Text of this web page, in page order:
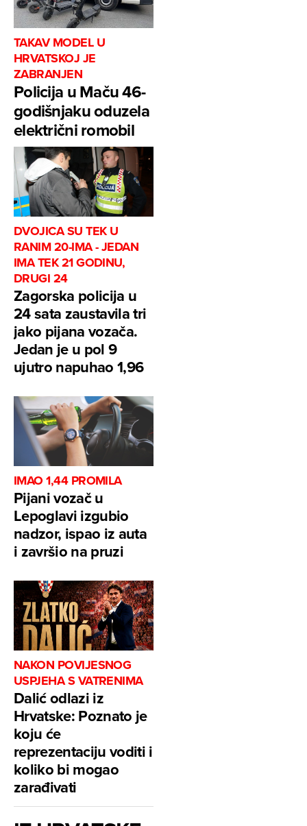
TAKAV MODEL U
HRVATSKOJ JE
ZABRANJEN
Policija u Maču 46-
godišnjaku oduzela
električni romobil
DVOJICA SU TEK U
RANIM 20-IMA - JEDAN
IMA TEK 21 GODINU,
DRUGI 24
Zagorska policija u
24 sata zaustavila tri
jako pijana vozača.
Jedan je u pol 9
ujutro napuhao 1,96
IMAO 1,44 PROMILA
Pijani vozač u
Lepoglavi izgubio
nadzor, ispao iz auta
i završio na pruzi
NAKON POVIJESNOG
USPJEHA S VATRENIMA
Dalić odlazi iz
Hrvatske: Poznato je
koju će
reprezentaciju voditi i
koliko bi mogao
zarađivati